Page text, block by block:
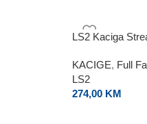
LS2 Kaciga
KACIGE, Full
LS2
274,00 KM